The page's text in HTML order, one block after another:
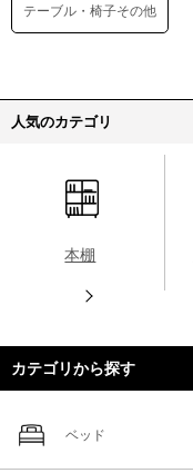
テーブル・椅子その他
人気のカテゴリ
本棚
カテゴリから探す
ベッド